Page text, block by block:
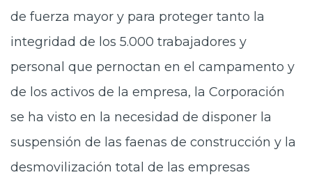
de fuerza mayor y para proteger tanto la
integridad de los 5.000 trabajadores y
personal que pernoctan en el campamento y
de los activos de la empresa, la Corporación
se ha visto en la necesidad de disponer la
suspensión de las faenas de construcción y la
desmovilización total de las empresas